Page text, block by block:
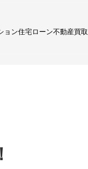
ョン住宅ローン不動産買取